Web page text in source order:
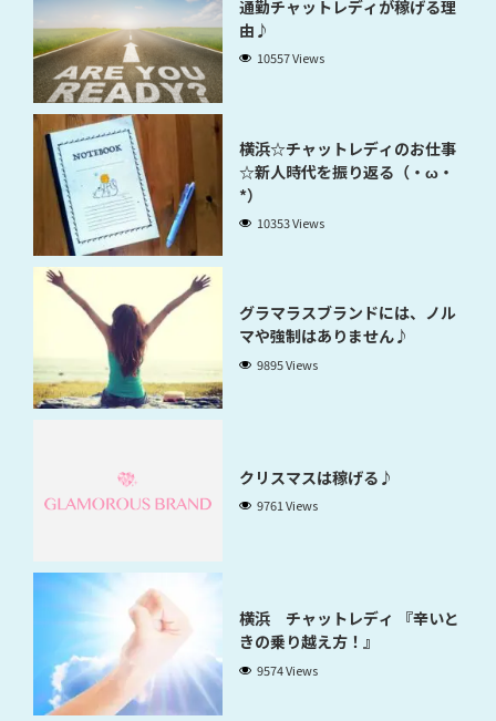
通勤チャットレディが稼げる理
由♪
10557 Views
横浜☆チャットレディのお仕事
☆新人時代を振り返る（・ω・
*）
10353 Views
グラマラスブランドには、ノル
マや強制はありません♪
9895 Views
クリスマスは稼げる♪
9761 Views
横浜 チャットレディ 『辛いと
きの乗り越え方！』
9574 Views